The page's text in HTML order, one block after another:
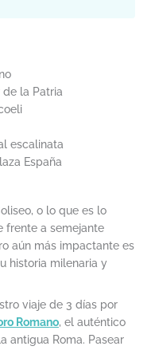
la Patria
escalinata
España
o lo que es lo
frente a semejante
aún más impactante es
historia milenaria y
viaje de 3 días por
Romano, el auténtico
antigua Roma. Pasear